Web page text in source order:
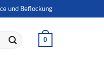
und Beflockung
0